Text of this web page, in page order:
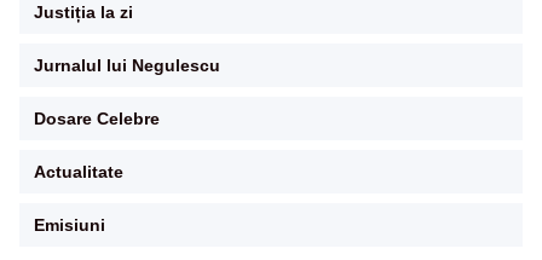
Justiția la zi
Jurnalul lui Negulescu
Dosare Celebre
Actualitate
Emisiuni